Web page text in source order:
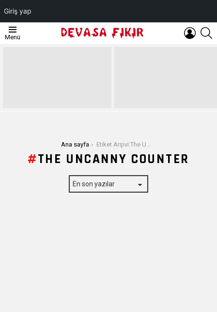
Menü
OTURUM
Ana sayfa Etiket Arşivi:The Uncanny Counter
THE UNCANNY COUNTER
Giriş yap